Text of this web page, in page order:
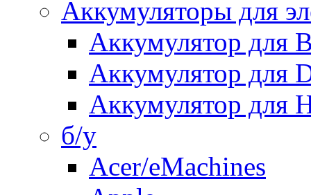
Аккумуляторы для
Аккумулятор для
Аккумулятор для
Аккумулятор для
б/у
Acer/eMachines